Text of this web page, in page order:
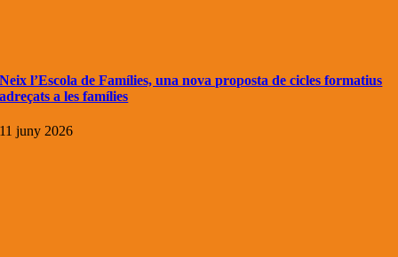
Neix l’Escola de Famílies, una nova proposta de cicles formatius
adreçats a les famílies
11 juny 2026